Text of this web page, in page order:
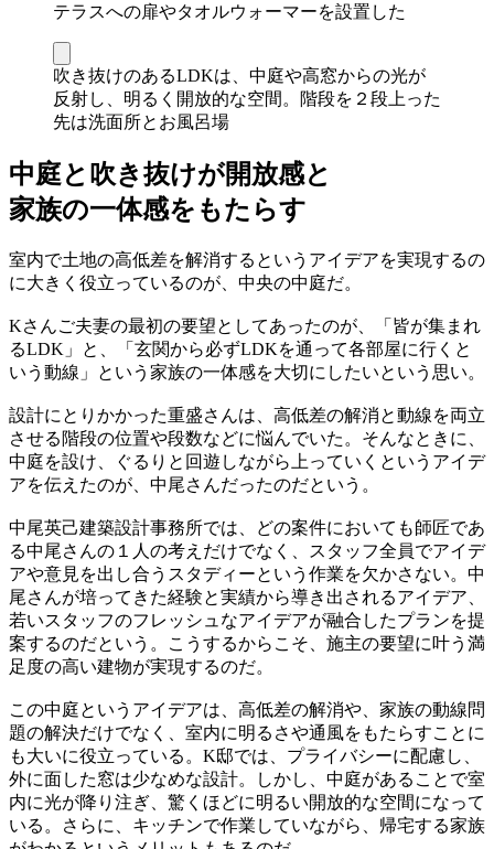
テラスへの扉やタオルウォーマーを設置した
吹き抜けのあるLDKは、中庭や高窓からの光が
反射し、明るく開放的な空間。階段を２段上った
先は洗面所とお風呂場
中庭と吹き抜けが開放感と
家族の一体感をもたらす
室内で土地の高低差を解消するというアイデアを実現するの
に大きく役立っているのが、中央の中庭だ。
Kさんご夫妻の最初の要望としてあったのが、「皆が集まれ
るLDK」と、「玄関から必ずLDKを通って各部屋に行くと
いう動線」という家族の一体感を大切にしたいという思い。
設計にとりかかった重盛さんは、高低差の解消と動線を両立
させる階段の位置や段数などに悩んでいた。そんなときに、
中庭を設け、ぐるりと回遊しながら上っていくというアイデ
アを伝えたのが、中尾さんだったのだという。
中尾英己建築設計事務所では、どの案件においても師匠であ
る中尾さんの１人の考えだけでなく、スタッフ全員でアイデ
アや意見を出し合うスタディーという作業を欠かさない。中
尾さんが培ってきた経験と実績から導き出されるアイデア、
若いスタッフのフレッシュなアイデアが融合したプランを提
案するのだという。こうするからこそ、施主の要望に叶う満
足度の高い建物が実現するのだ。
この中庭というアイデアは、高低差の解消や、家族の動線問
題の解決だけでなく、室内に明るさや通風をもたらすことに
も大いに役立っている。K邸では、プライバシーに配慮し、
外に面した窓は少なめな設計。しかし、中庭があることで室
内に光が降り注ぎ、驚くほどに明るい開放的な空間になって
いる。さらに、キッチンで作業していながら、帰宅する家族